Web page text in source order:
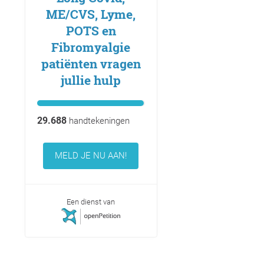
ME/CVS, Lyme,
POTS en
Fibromyalgie
patiënten vragen
jullie hulp
29.688handtekeningen
MELD JE NU AAN!
Een dienst van